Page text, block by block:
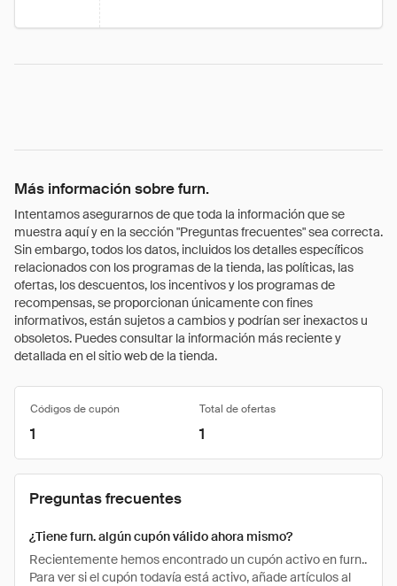
Más información sobre furn.
Intentamos asegurarnos de que toda la información que se
muestra aquí y en la sección "Preguntas frecuentes" sea correcta.
Sin embargo, todos los datos, incluidos los detalles específicos
relacionados con los programas de la tienda, las políticas, las
ofertas, los descuentos, los incentivos y los programas de
recompensas, se proporcionan únicamente con fines
informativos, están sujetos a cambios y podrían ser inexactos u
obsoletos. Puedes consultar la información más reciente y
detallada en el sitio web de la tienda.
Códigos de cupón Total de ofertas
1 1
Preguntas frecuentes
¿Tiene furn. algún cupón válido ahora mismo?
Recientemente hemos encontrado un cupón activo en furn..
Para ver si el cupón todavía está activo, añade artículos al